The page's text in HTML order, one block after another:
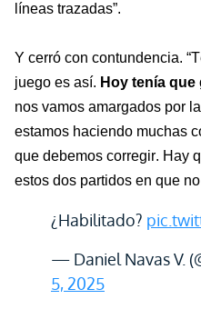
líneas trazadas”.
Y cerró con contundencia.
juego es así. Hoy tenía
nos vamos amargados por
estamos haciendo muchas
que debemos corregir. Hay
estos dos partidos en que
¿Habilitado?
— Daniel Navas V.
5, 2025